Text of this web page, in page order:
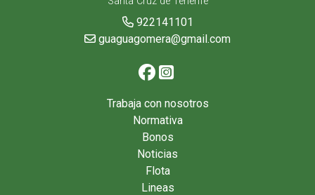
922141101
guaguagomera@gmail.com
Trabaja con nosotros
Normativa
Bonos
Noticias
Flota
Lineas